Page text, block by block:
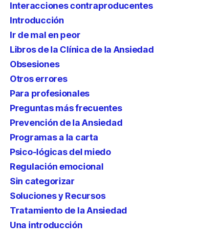
Interacciones contraproducentes
Introducción
Ir de mal en peor
Libros de la Clínica de la Ansiedad
Obsesiones
Otros errores
Para profesionales
Preguntas más frecuentes
Prevención de la Ansiedad
Programas a la carta
Psico-lógicas del miedo
Regulación emocional
Sin categorizar
Soluciones y Recursos
Tratamiento de la Ansiedad
Una introducción